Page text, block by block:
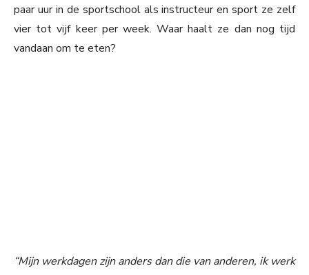
paar uur in de sportschool als instructeur en sport ze zelf
vier tot vijf keer per week. Waar haalt ze dan nog tijd
vandaan om te eten?
“Mijn werkdagen zijn anders dan die van anderen, ik werk